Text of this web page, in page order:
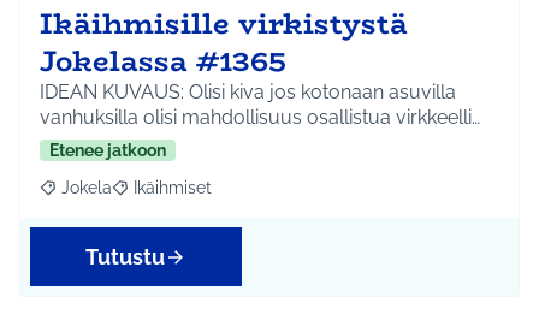
Ikäihmisille virkistystä
Jokelassa #1365
IDEAN KUVAUS: Olisi kiva jos kotonaan asuvilla
vanhuksilla olisi mahdollisuus osallistua virkkeelli…
Etenee jatkoon
Rajaa tulokset aihepiirin mukaan: Jokela
Jokela Rajaa tulokset teeman mukaan: Ikäihmiset
Ikäihmiset
Tutustu